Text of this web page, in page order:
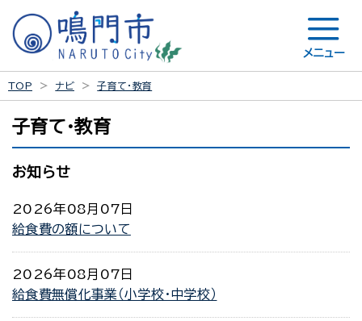
メニュー
TOP ナビ 子育て・教育
子育て・教育
お知らせ
2026年08月07日
給食費の額について
2026年08月07日
給食費無償化事業（小学校・中学校）